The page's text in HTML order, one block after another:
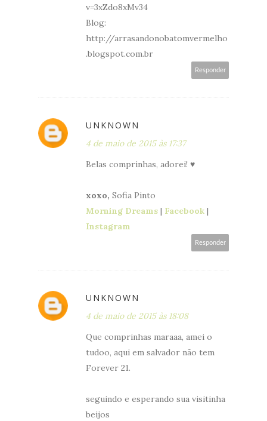
v=3xZdo8xMv34
Blog:
http://arrasandonobatomvermelho
.blogspot.com.br
Responder
UNKNOWN
4 de maio de 2015 às 17:37
Belas comprinhas, adorei! ♥
xoxo, Sofia Pinto
Morning Dreams | Facebook |
Instagram
Responder
UNKNOWN
4 de maio de 2015 às 18:08
Que comprinhas maraaa, amei o
tudoo, aqui em salvador não tem
Forever 21.
seguindo e esperando sua visitinha
beijos